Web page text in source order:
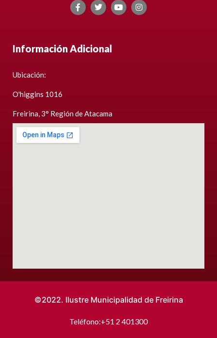
Información Adicional
Ubicación:
O'higgins 1016
Freirina, 3° Región de Atacama
©2022. Ilustre Municipalidad de Freirina
Teléfono:+51 2 401300